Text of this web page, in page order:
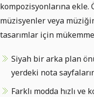
kompozisyonlarına
müzisyenler veya
tasarımlar için
Siyah bir arka plan
yerdeki nota
Farklı modda hızlı